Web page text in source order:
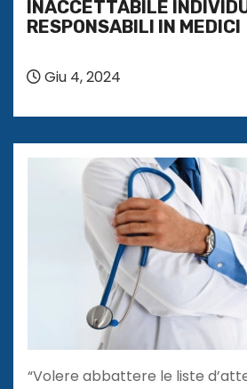
INACCETTABILE
RESPONSABILI IN MEDICI
Giu 4, 2024
“Volere abbattere le liste